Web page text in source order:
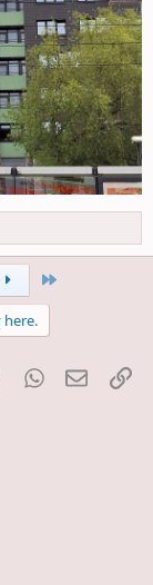
TumblrWhatsApp
E-Mail